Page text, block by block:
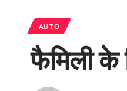
AUTO
फैमिली के